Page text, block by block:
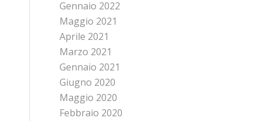
Gennaio 2022
Maggio 2021
Aprile 2021
Marzo 2021
Gennaio 2021
Giugno 2020
Maggio 2020
Febbraio 2020